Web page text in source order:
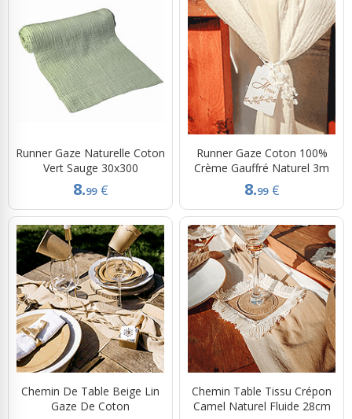
Runner Gaze Naturelle Coton
Vert Sauge 30x300
8.99 €
Runner Gaze Coton 100%
Crème Gauffré Naturel 3m
8.99 €
Chemin De Table Beige Lin
Gaze De Coton
Chemin Table Tissu Crépon
Camel Naturel Fluide 28cm